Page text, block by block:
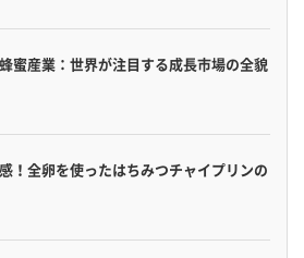
蜜産業：世界が注目する成長市場の全貌
！全卵を使ったはちみつチャイプリンの